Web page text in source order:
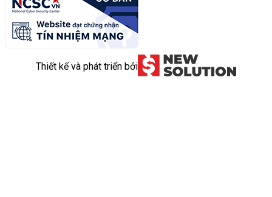
Thiết kế và phát triển bởi